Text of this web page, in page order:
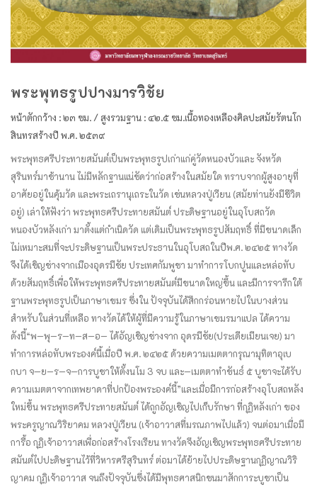
พระพุทธรูปปางมารวิชัย
หน้าตักกว้าง : ๒๓ ซม. / สูงรวมฐาน : ๔๒.๕ ซม.เนื้อทองเหลืองศิลปะสมัยรัตนโก
สินทรสร้างปี พ.ศ. ๒๕๓๙
พระพุทธศรีประทายสมันต์เป็นพระพุทธรูปเก่าแก่คู่วัดหนองบัวและ จังหวัด
สุรินทร์มาช้านาน ไม่มีหลักฐานแน่ชัดว่าก่อสร้างในสมัยใด ทราบจากผู้สูงอายุที่
อาศัยอยู่ในคุ้มวัด และพระเถรานุเถระในวัด เช่นหลวงปู่เวียน​ (สมัยท่านยังมีชีวิต
อยู่) เล่าให้ฟังว่า พระพุทธศรีประทายสมันต์ ประดิษฐานอยู่ในอุโบสถวัด
หนองบัวหลังเก่า มาตั้งแต่กำเนิดวัด แต่เดิมเป็นพระพุทธรูปสัมฤทธิ์ ที่มีขนาดเล็ก
ไม่เหมาะสมที่จะประดิษฐานเป็นพระประธานในอุโบสถในปีพ.ศ. ๒๔๒๕ ทางวัด
จึงได้เชิญช่างจากเมืองอุดรมีชัย ประเทศกัมพูชา มาทำการโบกปูนและหล่อทับ
ด้วยสัมฤทธิ์เพื่อให้พระพุทธศรีประทายสมันต์มีขนาดใหญ่ขึ้น และมีการจารึกใต้
ฐานพระพุทธรูปเป็นภาษาเขมร ซึ่งใน ปัจจุบันได้สึกกร่อนหายไปในบางส่วน
สำหรับในส่วนที่เหลือ ทางวัดได้ให้ผู้ที่มีความรู้ในภาษาเขมรมาแปล ได้ความ
ดังนี้“พ—พุ—ร—ท—ส—อ— ได้อัญเชิญช่างจาก อุดรมีชัย(ประเดียเมียนเจย) มา
ทำการหล่อทับพระองค์​นี้เมื่อปี พ.ศ. ๒๔๒๕ ด้วย​ความเมตตากรุณามุทิตาอุเบ
กบา จ—ย—ร—จ—การบูชาให้ตั้งนโม 3 จบ และ—เมตตาทำขันธ์ ๕ บูชาจะได้รับ​
ความเมตตาจากเทพยาดาที่ปกป้องพระองค์นี้”และเมื่อมีการก่อสร้างอุโบสถหลัง
ใหม่ขึ้น พระพุทธศรีประทายสมันต์ ได้ถูกอัญเชิญไปเก็บรักษา ที่กุฏิหลังเก่า ของ
พระครูญาณวิริยาคม หลวง​ปู่​เวียน​ (เจ้าอาวาสที่มรณภาพไปแล้ว) จนต่อมาเมื่อมี
การื้อ กุฏิเจ้าอาวาสเพื่อก่อสร้างโรงเรียน ทางวัดจึงอัญเชิญพระพุทธศรีประทาย
สมันต์ไปปะดิษฐานไว้ที่วิหารศรีสุรินทร์ ต่อมาได้ย้าย​ไป​ประดิษฐาน​กุฏิญาณ​วิริ
ญาคม กุฏิ​เจ้าอาวาส​ ​จนถึงปัจจุบันซึ่งได้มีพุทธศาสนิกชนมาสักการะบูชาเป็น